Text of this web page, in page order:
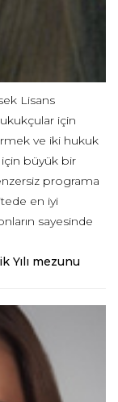
Lisans
için
ve iki hukuk
büyük bir
programa
en iyi
sayesinde
Yılı mezunu